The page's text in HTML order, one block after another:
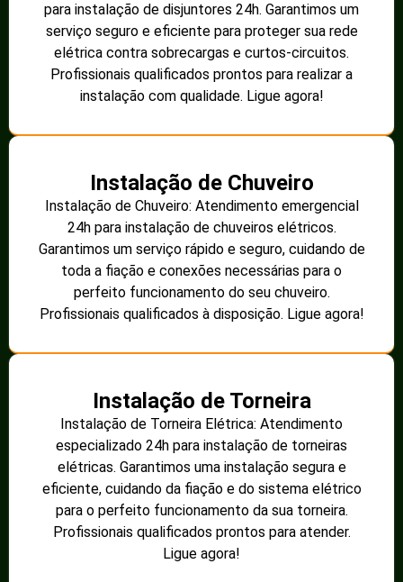
para instalação de disjuntores 24h. Garantimos um
serviço seguro e eficiente para proteger sua rede
elétrica contra sobrecargas e curtos-circuitos.
Profissionais qualificados prontos para realizar a
instalação com qualidade. Ligue agora!
Instalação de Chuveiro
Instalação de Chuveiro: Atendimento emergencial
24h para instalação de chuveiros elétricos.
Garantimos um serviço rápido e seguro, cuidando de
toda a fiação e conexões necessárias para o
perfeito funcionamento do seu chuveiro.
Profissionais qualificados à disposição. Ligue agora!
Instalação de Torneira
Instalação de Torneira Elétrica: Atendimento
especializado 24h para instalação de torneiras
elétricas. Garantimos uma instalação segura e
eficiente, cuidando da fiação e do sistema elétrico
para o perfeito funcionamento da sua torneira.
Profissionais qualificados prontos para atender.
Ligue agora!